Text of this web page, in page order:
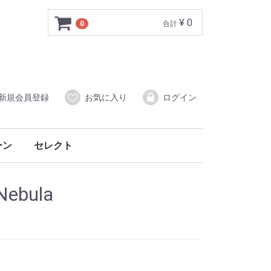
0 合計 ¥ 0
規会員登録 お気に入り ログイン
ン セレクト